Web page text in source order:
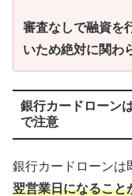
審査なしで融資を
いため絶対に関わ
銀行カードローン
で注意
銀行カードローンは
翌営業日になること